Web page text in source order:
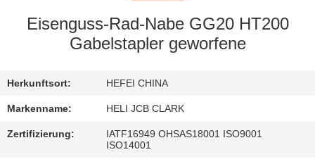
QUALITÄTSKONTROLLE
TRETEN
SIE
MIT
Eisenguss-Rad-Nabe GG20 HT200
Gabelstapler geworfene
Herkunftsort: HEFEI CHINA
Markenname: HELI JCB CLARK
Zertifizierung:
IATF16949 OHSAS18001 ISO9001
ISO14001